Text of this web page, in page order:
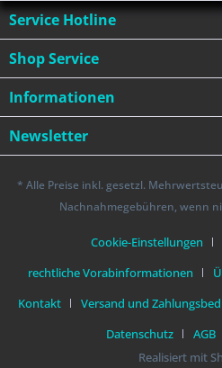
Service Hotline
Shop Service
Informationen
Newsletter
* Alle Preise inkl. gesetzl.
Nachnahmegebühren, wenn
Cookie-Einstellungen
rechtliche Vorabinformationen
Kontakt
Versand und
Datenschutz
AGB
Realisiert mit